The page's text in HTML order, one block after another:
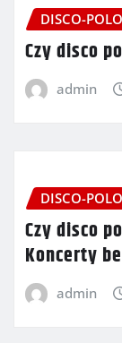
DISCO-POLO
Czy disco
admin
DISCO-POLO
Czy disco
Koncerty
admin